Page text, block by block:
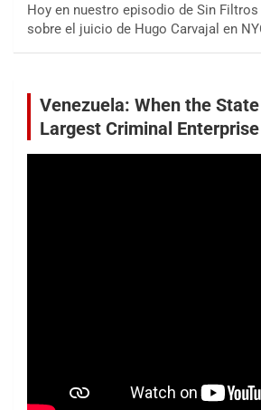
Hoy en nuestro episodio de Sin
sobre el juicio de Hugo Carvajal en
Venezuela: When the
Largest Criminal Enterprise